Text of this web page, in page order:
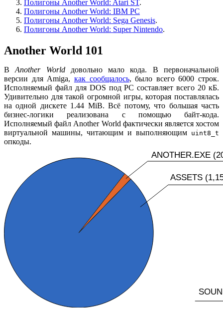
Полигоны Another World: Atari ST.
Полигоны Another World: IBM PC
Полигоны Another World: Sega Genesis.
Полигоны Another World: Super Nintendo.
Another World 101
ВAnother Worldдовольно мало кода. В первоначальной
версии для Amiga, как сообщалось, было всего 6000 строк.
Исполняемый файл для DOS под PC составляет всего 20 кБ.
Удивительно для такой огромной игры, которая поставлялась
на одной дискете 1.44 MiB. Всё потому, что большая часть
бизнес-логики реализована с помощью байт-кода.
Исполняемый файл Another World фактически является хостом
виртуальной машины, читающим и выполняющим uint8_t
опкоды.